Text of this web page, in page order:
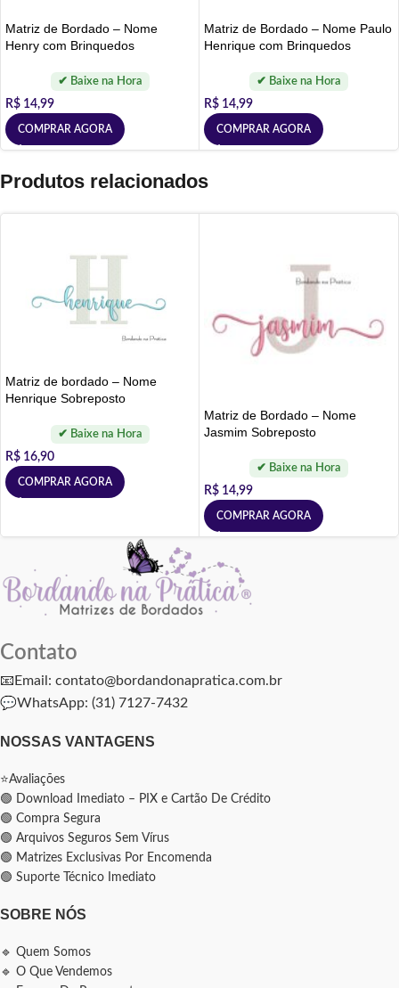
Matriz de Bordado – Nome
Henry com Brinquedos
R$ 14,99
COMPRAR AGORA
Matriz de Bordado – Nome Paulo
Henrique com Brinquedos
R$ 14,99
COMPRAR AGORA
Produtos relacionados
Matriz de bordado – Nome
Henrique Sobreposto
R$ 16,90
COMPRAR AGORA
Matriz de Bordado – Nome
Jasmim Sobreposto
R$ 14,99
COMPRAR AGORA
Contato
📧Email: contato@bordandonapratica.com.br
💬WhatsApp: (31) 7127-7432
NOSSAS VANTAGENS
⭐Avaliações
🟢 Download Imediato – PIX e Cartão De Crédito
🟢 Compra Segura
🟢 Arquivos Seguros Sem Vírus
🟢 Matrizes Exclusivas Por Encomenda
🟢 Suporte Técnico Imediato
SOBRE NÓS
🔹 Quem Somos
🔹 O Que Vendemos